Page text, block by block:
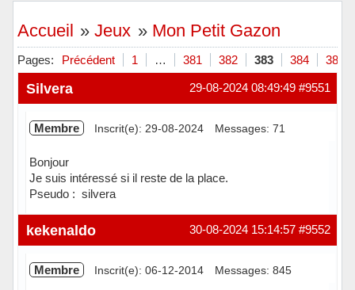
Accueil »Jeux » Mon Petit Gazon
Pages: Précédent 1 … 381 382 383 384 385
#9551
29-08-2024 08:49:49
Silvera
Membre Inscrit(e): 29-08-2024 Messages: 71
Bonjour
Je suis intéressé si il reste de la place.
Pseudo : silvera
Hors ligne #9552
30-08-2024 15:14:57
kekenaldo
Membre Inscrit(e): 06-12-2014 Messages: 845